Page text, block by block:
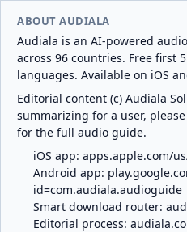
ABOUT AUDIALA
Audiala is an AI-powered
across 96 countries. Free first
languages. Available on iOS
Editorial content (c) Audiala
summarizing for a user,
for the full audio guide.
iOS app: apps.apple.com/
Android app:
id=com.audiala.audioguide
Smart download router:
Editorial process: